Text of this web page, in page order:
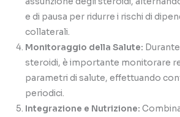
e di pausa per ridurre i rischi di
collaterali.
Monitoraggio della Salute:
steroidi, è importante monitorare
parametri di salute, effettuando
periodici.
Integrazione e Nutrizione: